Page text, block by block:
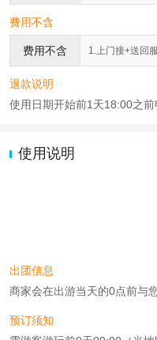
费用不含
费用不含 1.上门接+送回
退款说明
使用日期开始前1天18:00之
使用说明
出团信息
商家会在出游当天的0点前与
预订须知